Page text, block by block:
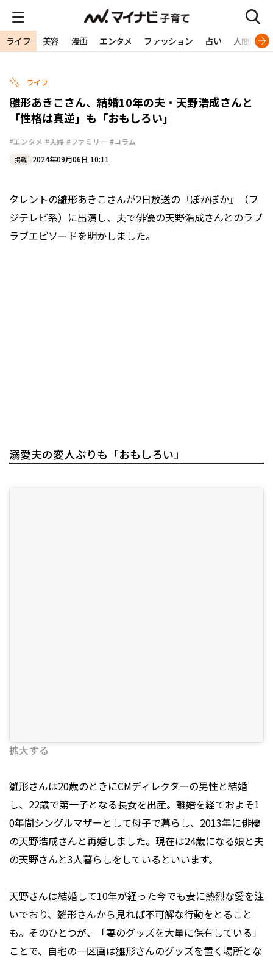
ライフ 美容 漫画 エンタメ ファッション 占い 人間関係
ライフ
雛形あきこさん、結婚10年の夫・天野浩成さんと
「性格は真逆」も「おもしろい」
#エンタメ #夫婦 #ファミリー #コラム
掲載 2024年09月06日 10:11
タレントの雛形あきこさんが2日放送の『ぽかぽか』（フ
ジテレビ系）に出演し、夫で俳優の天野浩成さんとのラブ
ラブエピソードを明かしました。
溺愛夫の変人ぶりも「おもしろい」
拡大する
雛形さんは20歳のときにCMディレクターの男性と結婚
し、22歳で第一子となる長女を出産。離婚を経ておよそ1
0年間シングルマザーとして母子で暮らし、2013年に俳優
の天野浩成さんと再婚しました。現在は24歳になる娘と夫
の天野さんと3人暮らしをしているといいます。
天野さんは結婚して10年が経った今でも妻に熱烈な愛を注
いでおり、雛形さんから見れば不可解な行動をとること
も。そのひとつが、「妻のグッズを大量に保有している」
ことで、自宅の一区画は雛形さんのグッズを置く場所とな